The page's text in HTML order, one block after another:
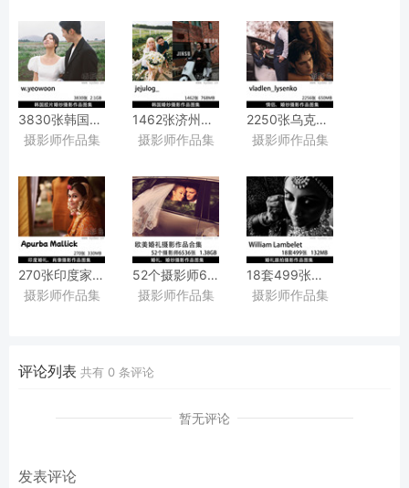
3830张韩国胶片婚纱摄影师w.yeowoon韩式胶片婚纱照、
情侣纪实写真摄影作品图集
摄影师作品集
1462张济州摄影工作室Jejulog新人婚前旅拍、
情侣写真、
摄影师作品集
2250张乌克兰摄影师
Lysenko纪实婚礼、
户外氛围感婚纱、
黑白人像摄影作品图集
摄影师作品集
270张印度家庭新娘肖像婚礼摄影作品图集欣赏，
印度摄影师Apurba
摄影师作品集
52个摄影师6536张欧洲纪实婚礼记录跟拍、
婚纱照摄影作品图片欣赏图集
摄影师作品集
18套499张纪实婚礼记录跟
婚礼摄影师William
摄影师作品集
评论列表 共有 0 条评论
暂无评论
发表评论